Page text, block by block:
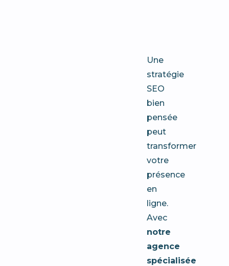
Une
stratégie
SEO
bien
pensée
peut
transformer
votre
présence
en
ligne.
Avec
notre
agence
spécialisée